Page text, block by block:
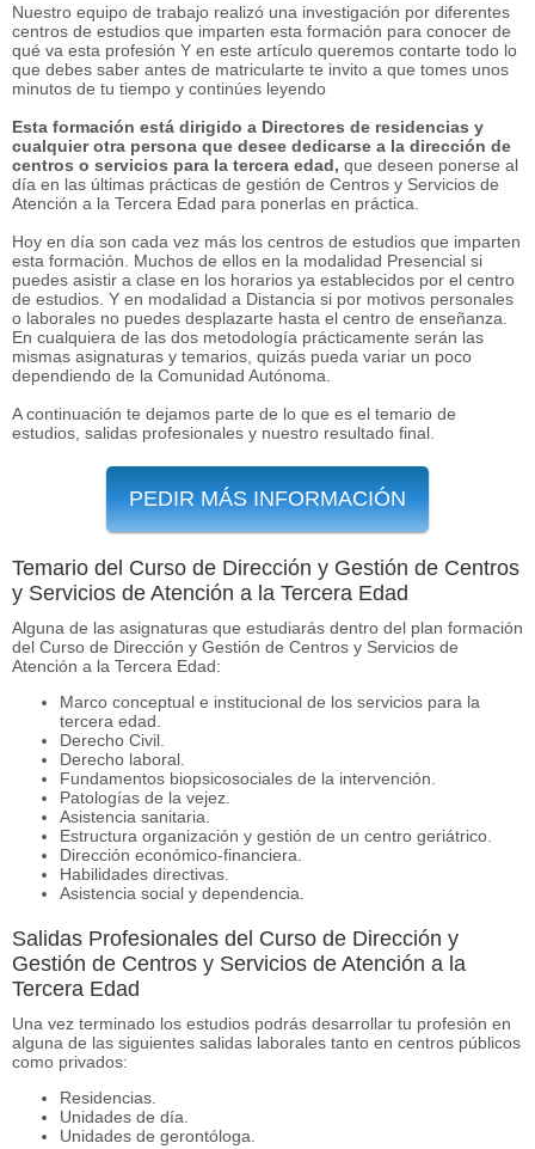
Nuestro equipo de trabajo realizó una investigación por diferentes
centros de estudios que imparten esta formación para conocer de
qué va esta profesión Y en este artículo queremos contarte todo lo
que debes saber antes de matricularte te invito a que tomes unos
minutos de tu tiempo y continúes leyendo
Esta formación está dirigido a Directores de residencias y
cualquier otra persona que desee dedicarse a la dirección de
centros o servicios para la tercera edad, que deseen ponerse al
día en las últimas prácticas de gestión de Centros y Servicios de
Atención a la Tercera Edad para ponerlas en práctica.
Hoy en día son cada vez más los centros de estudios que imparten
esta formación. Muchos de ellos en la modalidad Presencial si
puedes asistir a clase en los horarios ya establecidos por el centro
de estudios. Y en modalidad a Distancia si por motivos personales
o laborales no puedes desplazarte hasta el centro de enseñanza.
En cualquiera de las dos metodología prácticamente serán las
mismas asignaturas y temarios, quizás pueda variar un poco
dependiendo de la Comunidad Autónoma.
A continuación te dejamos parte de lo que es el temario de
estudios, salidas profesionales y nuestro resultado final.
PEDIR MÁS INFORMACIÓN
Temario del Curso de Dirección y Gestión de Centros
y Servicios de Atención a la Tercera Edad
Alguna de las asignaturas que estudiarás dentro del plan formación
del Curso de Dirección y Gestión de Centros y Servicios de
Atención a la Tercera Edad:
Marco conceptual e institucional de los servicios para la
tercera edad.
Derecho Civil.
Derecho laboral.
Fundamentos biopsicosociales de la intervención.
Patologías de la vejez.
Asistencia sanitaria.
Estructura organización y gestión de un centro geriátrico.
Dirección económico-financiera.
Habilidades directivas.
Asistencia social y dependencia.
Salidas Profesionales del Curso de Dirección y
Gestión de Centros y Servicios de Atención a la
Tercera Edad
Una vez terminado los estudios podrás desarrollar tu profesión en
alguna de las siguientes salidas laborales tanto en centros públicos
como privados:
Residencias.
Unidades de día.
Unidades de gerontóloga.